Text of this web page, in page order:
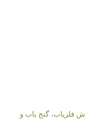
فلزیاب، گنج یاب و